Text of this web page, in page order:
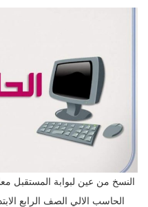
النسخ من عين لبوابة المستقبل
الحاسب الالي الصف الرابع